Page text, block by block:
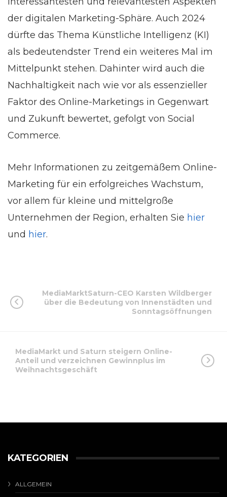
der digitalen Marketing-Sphäre. Auch 2024
dürfte das Thema Künstliche Intelligenz (KI)
als bedeutendster Trend ein weiteres Mal im
Mittelpunkt stehen. Dahinter wird auch die
Nachhaltigkeit nach wie vor als essenzieller
Faktor des Online-Marketings in Gegenwart
und Zukunft bewertet, gefolgt von Social
Commerce.
Mehr Informationen zu zeitgemäßem Online-
Marketing für ein erfolgreiches Wachstum,
vor allem für kleine und mittelgroße
Unternehmen der Region, erhalten Sie hier
und hier.
MediaMarktSaturn-CEO Karsten Wildberger
über die Bedeutung von Innenstädten und
Sonntagsöffnungen
MediaMarkt und Saturn steigern Online-
Anteil und verzeichnen Gewinnplus im
Weihnachtsgeschäft
KATEGORIEN
ALLGEMEIN